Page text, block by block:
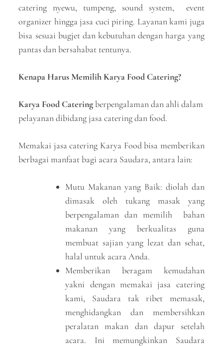
catering nyewu, tumpeng, sound system, event
organizer hingga jasa cuci piring. Layanan kami juga
bisa sesuai bugjet dan kebutuhan dengan harga yang
pantas dan bersahabat tentunya.
Kenapa Harus Memilih Karya Food Catering?
Karya Food Catering berpengalaman dan ahli dalam
pelayanan dibidang jasa catering dan food.
Memakai jasa catering Karya Food bisa memberikan
berbagai manfaat bagi acara Saudara, antara lain:
Mutu Makanan yang Baik: diolah dan
dimasak oleh tukang masak yang
berpengalaman dan memilih bahan
makanan yang berkualitas guna
membuat sajian yang lezat dan sehat,
halal untuk acara Anda.
Memberikan beragam kemudahan
yakni dengan memakai jasa catering
kami, Saudara tak ribet memasak,
menghidangkan dan membersihkan
peralatan makan dan dapur setelah
acara. Ini memungkinkan Saudara